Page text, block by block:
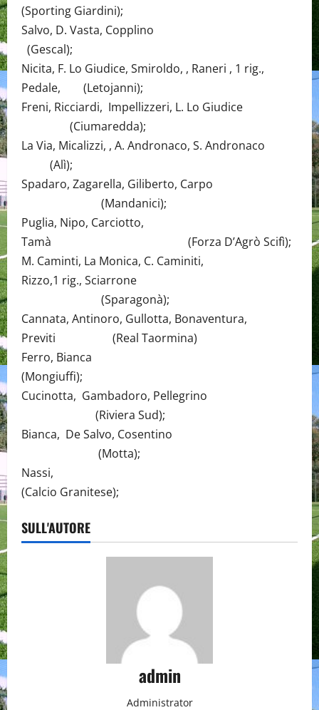
(Sporting Giardini);
Salvo, D. Vasta, Copplino
(Gescal);
Nicita, F. Lo Giudice, Smiroldo, , Raneri , 1 rig.,
Pedale, (Letojanni);
Freni, Ricciardi, Impellizzeri, L. Lo Giudice
(Ciumaredda);
La Via, Micalizzi, , A. Andronaco, S. Andronaco
(Alì);
Spadaro, Zagarella, Giliberto, Carpo
(Mandanici);
Puglia, Nipo, Carciotto,
Tamà (Forza D’Agrò Scifì);
M. Caminti, La Monica, C. Caminiti,
Rizzo,1 rig., Sciarrone
(Sparagonà);
Cannata, Antinoro, Gullotta, Bonaventura,
Previti (Real Taormina)
Ferro, Bianca
(Mongiuffi);
Cucinotta, Gambadoro, Pellegrino
(Riviera Sud);
Bianca, De Salvo, Cosentino
(Motta);
Nassi,
(Calcio Granitese);
SULL'AUTORE
admin
Administrator